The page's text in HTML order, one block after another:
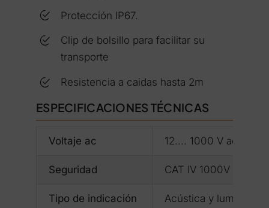
Protección IP67.
Clip de bolsillo para facilitar su
transporte
Resistencia a caidas hasta 2m
ESPECIFICACIONES TÉCNICAS
Voltaje ac 12.... 1000 V ac
Seguridad CAT IV 1000V
Tipo de indicación Acústica y luminosa